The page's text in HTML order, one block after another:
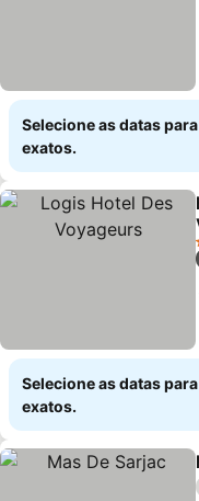
Selecione as datas
exatos.
Selecione as datas
exatos.